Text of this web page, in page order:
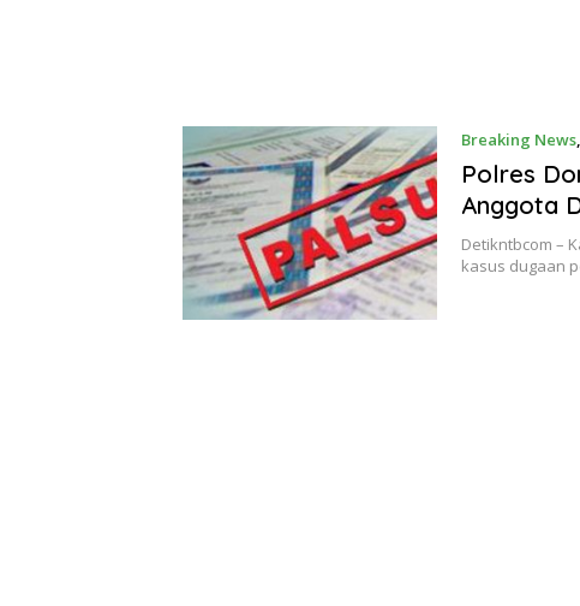
Breaking News,
Polres
Anggota
Detikntbcom –
kasus dugaan